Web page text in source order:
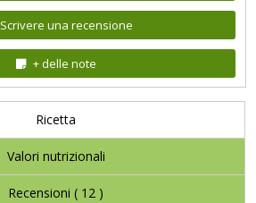
Scrivere una recensione
+ delle note
Ricetta
Valori nutrizionali
Recensioni ( 12 )